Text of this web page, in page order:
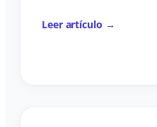
Leer artículo →